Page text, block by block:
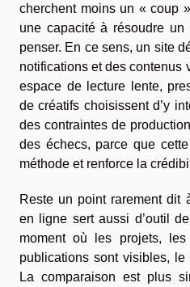
cherchent moins un « coup
une capacité à résoudre
penser. En ce sens, un site
notifications et des contenus
espace de lecture lente,
de créatifs choisissent d’y
des contraintes de
des échecs, parce que
méthode et renforce la
Reste un point rarement dit
en ligne sert aussi d’outil
moment où les projets,
publications sont visibles, le
La comparaison est plus